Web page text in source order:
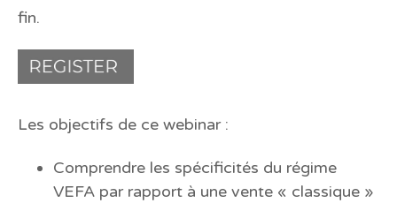
fin.
Les objectifs de ce webinar :
Comprendre les spécificités du régime
VEFA par rapport à une vente « classique »